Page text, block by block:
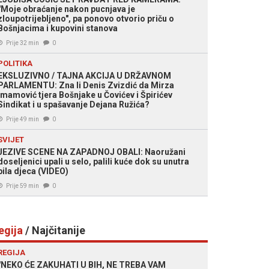
obraćanje nakon pucnjava je
pa ponovo otvorio priču o
i kupovini stanova
Prije 32 min 0
/ TAJNA AKCIJA U DRŽAVNOM
Zna li Denis Zvizdić da Mirza
tjera Bošnjake u Čovićev i Špirićev
i u spašavanje Dejana Ružića?
Prije 49 min 0
SCENE NA ZAPADNOJ OBALI: Naoružani
upali u selo, palili kuće dok su unutra
djeca (VIDEO)
Prije 59 min 0
/ Najčitanije
ĆE ZAKUHATI U BIH, NE TREBA VAM